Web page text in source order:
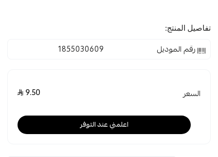
تفاصيل المنتج:
رقم الموديل 1855030609
السعر 9.50
اعلمني عند التوفر